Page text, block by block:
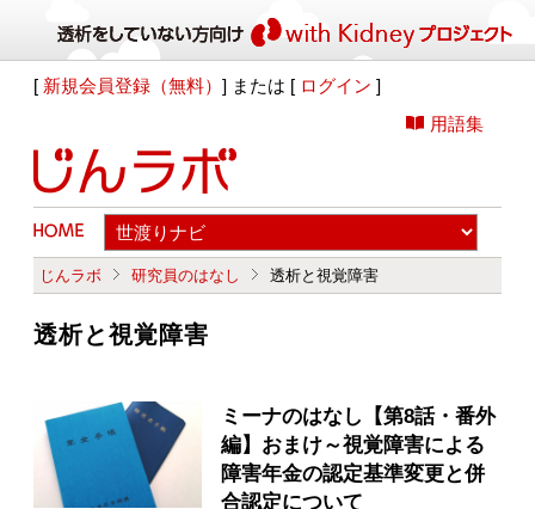
[ 新規会員登録（無料）] または [ ログイン ]
用語集
じんラボ 研究員のはなし 透析と視覚障害
透析と視覚障害
ミーナのはなし【第8話・番外
編】おまけ～視覚障害による
障害年金の認定基準変更と併
合認定について